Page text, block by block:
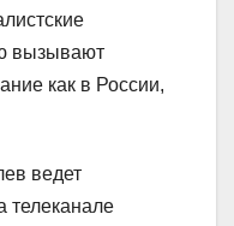
вызывают
как в России,
ведет
телеканале